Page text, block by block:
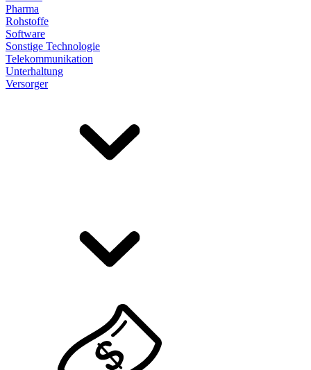
Pharma
Rohstoffe
Software
Sonstige Technologie
Telekommunikation
Unterhaltung
Versorger